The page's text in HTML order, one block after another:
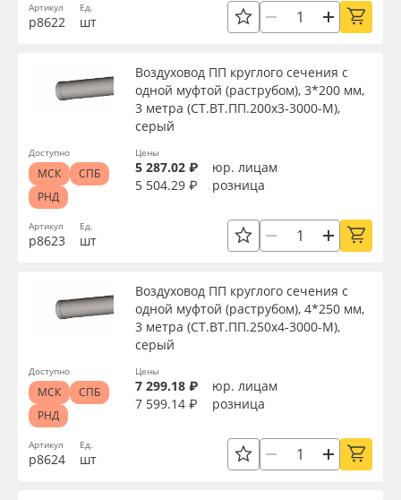
Артикул
р8622
Ед.
шт
Артикул
р8623
Воздуховод ПП круглого сечения с
одной муфтой (раструбом), 3*200 мм,
3 метра (СТ.ВТ.ПП.200х3-3000-М),
серый
Ед.
шт
Цены
5 287.02 ₽
юр. лицам
5 504.29 ₽
розница
Доступно
МСК
СПБ
РНД
Артикул
р8624
Воздуховод ПП круглого сечения с
одной муфтой (раструбом), 4*250 мм,
3 метра (СТ.ВТ.ПП.250х4-3000-М),
серый
Ед.
шт
Цены
7 299.18 ₽
юр. лицам
7 599.14 ₽
розница
Доступно
МСК
СПБ
РНД